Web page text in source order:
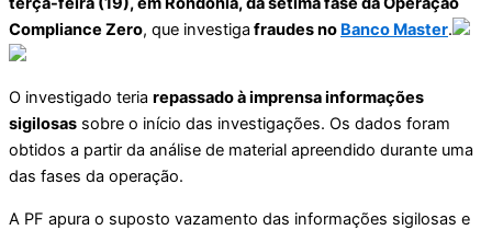
Compliance Zero, que investiga fraudes no Banco Master.
O investigado teria repassado à imprensa informações
sigilosas sobre o início das investigações. Os dados foram
obtidos a partir da análise de material apreendido durante uma
das fases da operação.
A PF apura o suposto vazamento das informações sigilosas e